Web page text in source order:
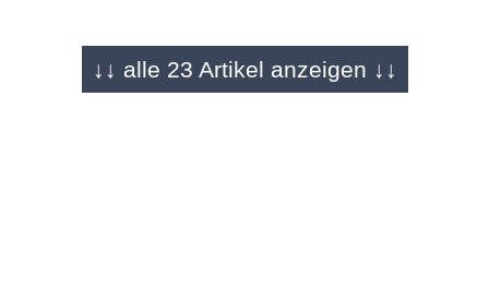
ANZEIGE - 22.12.2025
↓↓ alle 23 Artikel anzeigen ↓↓